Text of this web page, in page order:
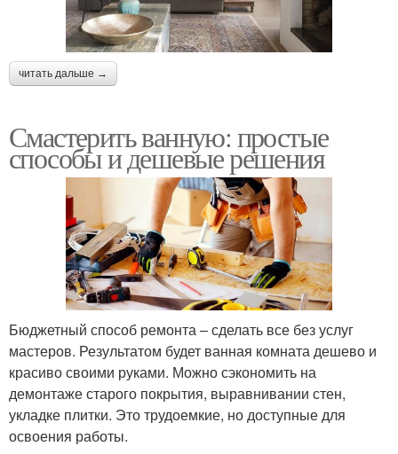
читать дальше →
Смастерить ванную: простые
способы и дешевые решения
Бюджетный способ ремонта – сделать все без услуг
мастеров. Результатом будет ванная комната дешево и
красиво своими руками. Можно сэкономить на
демонтаже старого покрытия, выравнивании стен,
укладке плитки. Это трудоемкие, но доступные для
освоения работы.